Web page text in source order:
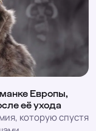
Европы,
её ухода
которую спустя